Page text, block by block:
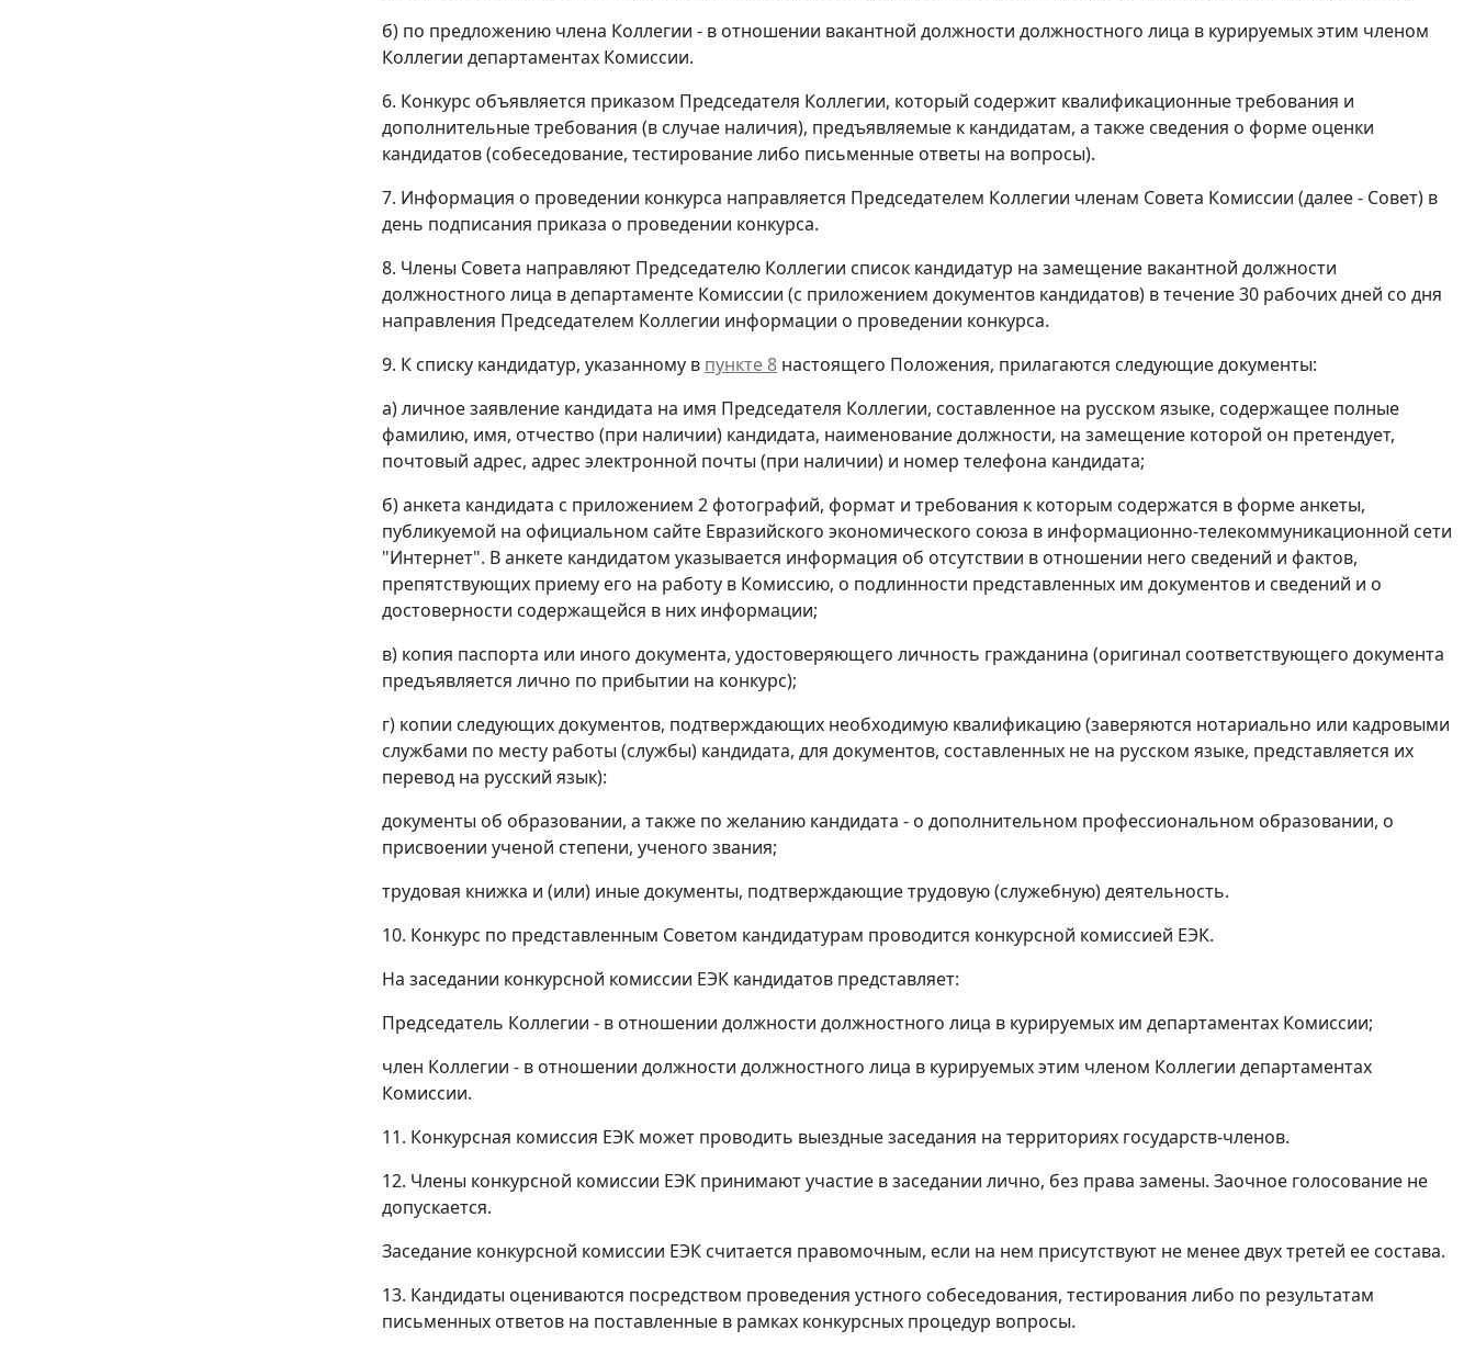
б) по предложению члена Коллегии - в отношении вакантной должности должностного лица в курируемых этим членом
Коллегии департаментах Комиссии.
6. Конкурс объявляется приказом Председателя Коллегии, который содержит квалификационные требования и
дополнительные требования (в случае наличия), предъявляемые к кандидатам, а также сведения о форме оценки
кандидатов (собеседование, тестирование либо письменные ответы на вопросы).
7. Информация о проведении конкурса направляется Председателем Коллегии членам Совета Комиссии (далее - Совет) в
день подписания приказа о проведении конкурса.
8. Члены Совета направляют Председателю Коллегии список кандидатур на замещение вакантной должности
должностного лица в департаменте Комиссии (с приложением документов кандидатов) в течение 30 рабочих дней со дня
направления Председателем Коллегии информации о проведении конкурса.
9. К списку кандидатур, указанному в пункте 8 настоящего Положения, прилагаются следующие документы:
а) личное заявление кандидата на имя Председателя Коллегии, составленное на русском языке, содержащее полные
фамилию, имя, отчество (при наличии) кандидата, наименование должности, на замещение которой он претендует,
почтовый адрес, адрес электронной почты (при наличии) и номер телефона кандидата;
б) анкета кандидата с приложением 2 фотографий, формат и требования к которым содержатся в форме анкеты,
публикуемой на официальном сайте Евразийского экономического союза в информационно-телекоммуникационной сети
"Интернет". В анкете кандидатом указывается информация об отсутствии в отношении него сведений и фактов,
препятствующих приему его на работу в Комиссию, о подлинности представленных им документов и сведений и о
достоверности содержащейся в них информации;
в) копия паспорта или иного документа, удостоверяющего личность гражданина (оригинал соответствующего документа
предъявляется лично по прибытии на конкурс);
г) копии следующих документов, подтверждающих необходимую квалификацию (заверяются нотариально или кадровыми
службами по месту работы (службы) кандидата, для документов, составленных не на русском языке, представляется их
перевод на русский язык):
документы об образовании, а также по желанию кандидата - о дополнительном профессиональном образовании, о
присвоении ученой степени, ученого звания;
трудовая книжка и (или) иные документы, подтверждающие трудовую (служебную) деятельность.
10. Конкурс по представленным Советом кандидатурам проводится конкурсной комиссией ЕЭК.
На заседании конкурсной комиссии ЕЭК кандидатов представляет:
Председатель Коллегии - в отношении должности должностного лица в курируемых им департаментах Комиссии;
член Коллегии - в отношении должности должностного лица в курируемых этим членом Коллегии департаментах
Комиссии.
11. Конкурсная комиссия ЕЭК может проводить выездные заседания на территориях государств-членов.
12. Члены конкурсной комиссии ЕЭК принимают участие в заседании лично, без права замены. Заочное голосование не
допускается.
Заседание конкурсной комиссии ЕЭК считается правомочным, если на нем присутствуют не менее двух третей ее состава.
13. Кандидаты оцениваются посредством проведения устного собеседования, тестирования либо по результатам
письменных ответов на поставленные в рамках конкурсных процедур вопросы.